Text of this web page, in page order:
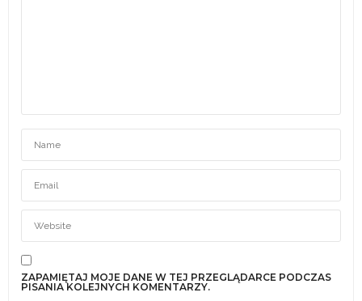
ZAPAMIĘTAJ MOJE DANE W TEJ PRZEGLĄDARCE PODCZAS
PISANIA KOLEJNYCH KOMENTARZY.